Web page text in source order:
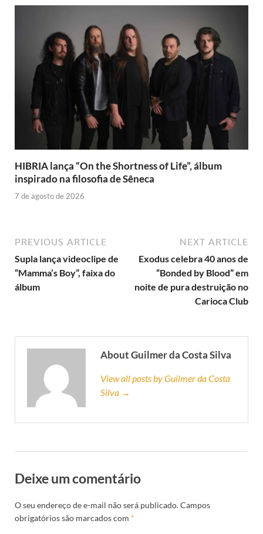
HIBRIA lança “On the Shortness of Life”, álbum
inspirado na filosofia de Sêneca
7 de agosto de 2026
PREVIOUS ARTICLE
Supla lança videoclipe de
“Mamma’s Boy”, faixa do
álbum
NEXT ARTICLE
Exodus celebra 40 anos de
“Bonded by Blood” em
noite de pura destruição no
Carioca Club
About Guilmer da Costa Silva
View all posts by Guilmer da Costa
Silva →
Deixe um comentário
O seu endereço de e-mail não será publicado.Campos
obrigatórios são marcados com *